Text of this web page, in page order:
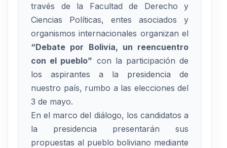
través de la Facultad de Derecho y
Ciencias Políticas, entes asociados y
organismos internacionales organizan el
“Debate por Bolivia, un reencuentro
con el pueblo” con la participación de
los aspirantes a la presidencia de
nuestro país, rumbo a las elecciones del
3 de mayo.
En el marco del diálogo, los candidatos a
la presidencia presentarán sus
propuestas al pueblo boliviano mediante